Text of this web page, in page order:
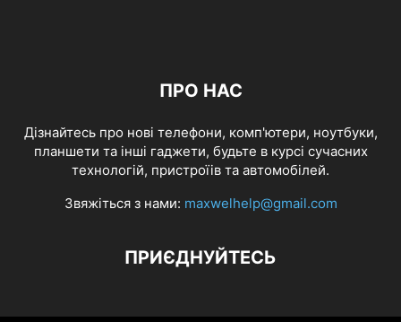
ПРО НАС
Дізнайтесь про нові телефони, комп'ютери, ноутбуки,
планшети та інші гаджети, будьте в курсі сучасних
технологій, пристроїів та автомобілей.
Звяжіться з нами: maxwelhelp@gmail.com
ПРИЄДНУЙТЕСЬ